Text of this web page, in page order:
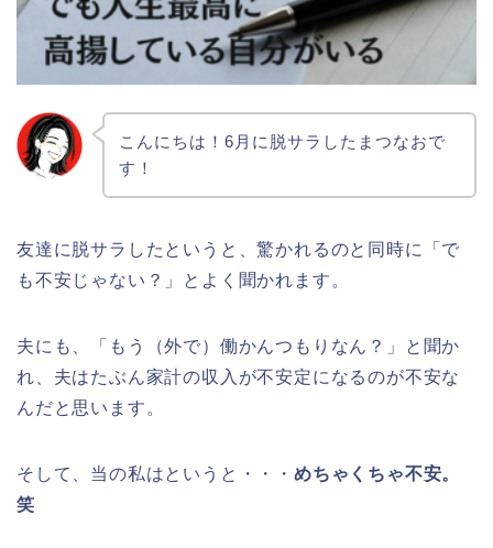
こんにちは！6月に脱サラしたまつなおで
す！
友達に脱サラしたというと、驚かれるのと同時に「で
も不安じゃない？」とよく聞かれます。
夫にも、「もう（外で）働かんつもりなん？」と聞か
れ、夫はたぶん家計の収入が不安定になるのが不安な
んだと思います。
そして、当の私はというと・・・ めちゃくちゃ不安。
笑